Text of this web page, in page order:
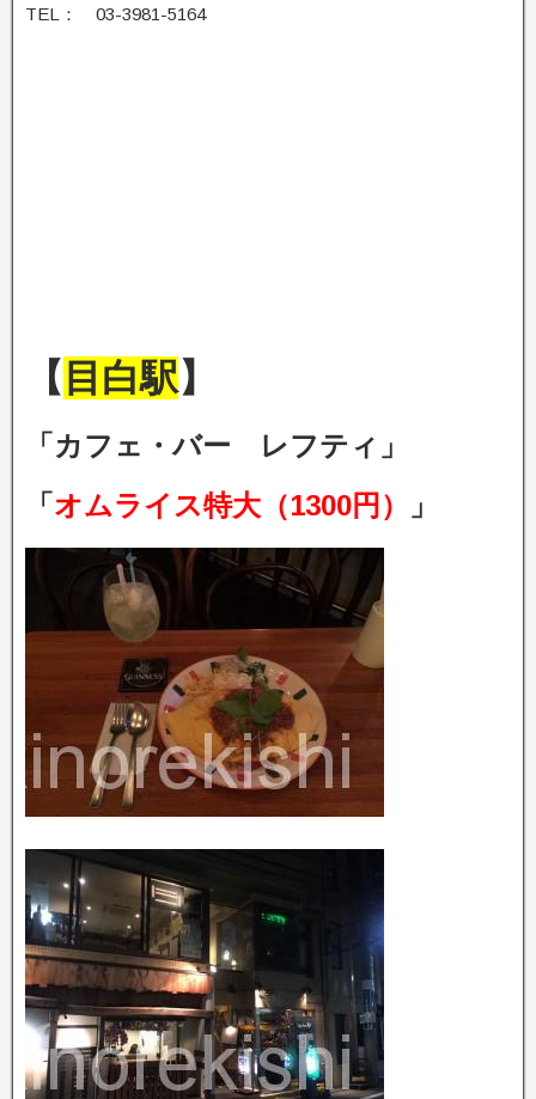
TEL： 03-3981-5164
【 目白駅】
「カフェ・バー レフティ」
「 オムライス特大（1300円） 」